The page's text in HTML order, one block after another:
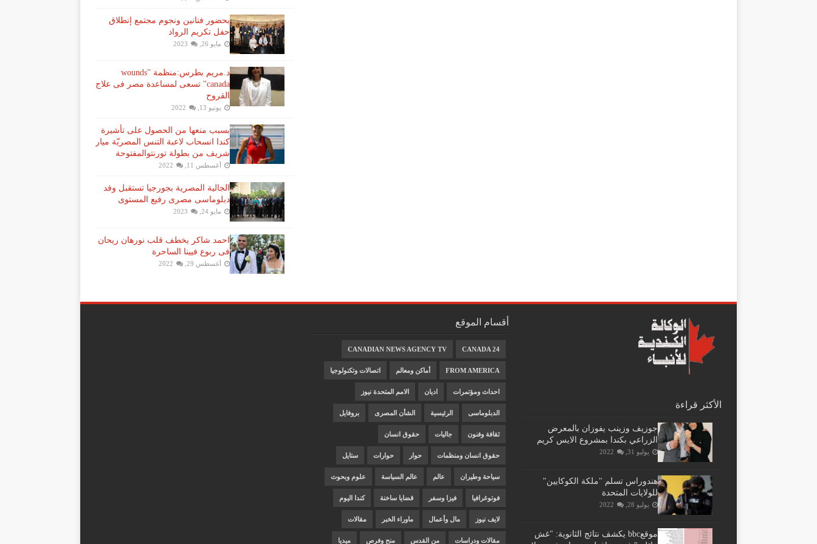
بحضور فنانين ونجوم مجتمع إنطلاق
حفل تكريم الرواد
مايو 26, 2023
د.مريم بطرس:منظمة "wounds
canada" تسعى لمساعدة مصر فى علاج
القروح
يونيو 13, 2022
بسبب منعها من الحصول على تأشيرة
كندا انسحاب لاعبة ​التنس​ المصريّة ​ميار
شريف​ من بطولة ​تورنتو​المفتوحة
أغسطس 11, 2022
الجالية المصرية بجورجيا تستقبل وفد
دبلوماسى مصرى رفيع المستوى
مايو 24, 2023
احمد شاكر يخطف قلب نورهان ريحان
فى ربوع فيينا الساحرة
أغسطس 29, 2022
الأكثر قراءة
جوزيف وزينب يفوزان بالمعرض
الزراعي بكندا بمشروع الايس كريم
يوليو 31, 2022
هندوراس تسلم "ملكة الكوكايين"
للولايات المتحدة
يوليو 28, 2022
موقعbbc يكشف نتائج الثانوية: "غش
أقسام الموقع
CANADA 24
CANADIAN NEWS AGENCY TV
FROM AMERICA أماكن ومعالم اتصالات وتكنولوجيا
احداث ومؤتمرات اديان الامم المتحدة نيوز
الدبلوماسى الرئيسية الشأن المصرى بروفايل
ثقافة وفنون جاليات حقوق انسان
حقوق انسان ومنظمات حوار حوارات ستايل
سياحة وطيران عالم عالم السياسة علوم وبحوث
فوتوغرافيا فيزا وسفر قضايا ساخنة كندا اليوم
لايف نيوز مال وأعمال ماوراء الخبر مقالات
مقالات ودراسات من القدس منح وفرص ميديا